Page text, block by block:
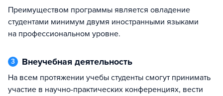
Преимуществом программы является овладение
студентами минимум двумя иностранными языками
на профессиональном уровне.
3 Внеучебная деятельность
На всем протяжении учебы студенты смогут принимать
участие в научно-практических конференциях, вести